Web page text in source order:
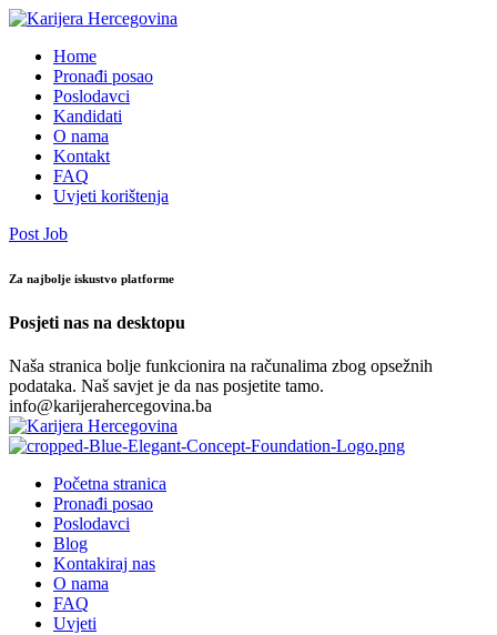
Home
Pronađi posao
Poslodavci
Kandidati
O nama
Kontakt
FAQ
Uvjeti korištenja
Post Job
Za najbolje iskustvo platforme
Posjeti nas na desktopu
Naša stranica bolje funkcionira na računalima zbog opsežnih
podataka. Naš savjet je da nas posjetite tamo.
info@karijerahercegovina.ba
Početna stranica
Pronađi posao
Poslodavci
Blog
Kontakiraj nas
O nama
FAQ
Uvjeti